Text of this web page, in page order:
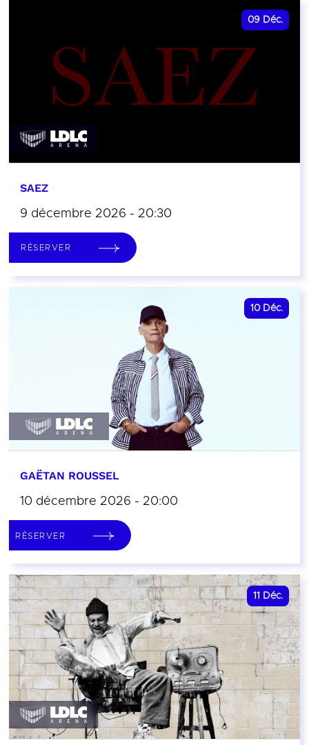
09 Déc.
SAEZ
9 décembre 2026 - 20:30
RÉSERVER
10 Déc.
GAËTAN ROUSSEL
10 décembre 2026 - 20:00
RÉSERVER
11 Déc.